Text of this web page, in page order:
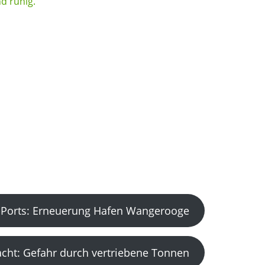
Erneuerung Hafen Wangerooge
Gefahr durch vertriebene Tonnen